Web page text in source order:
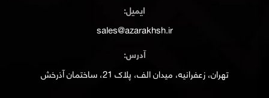
ایمیل:
sales@azarakhsh.ir
آدرس:
تهران، زعفرانیه، میدان الف، پلاک 21، ساختمان آذرخش